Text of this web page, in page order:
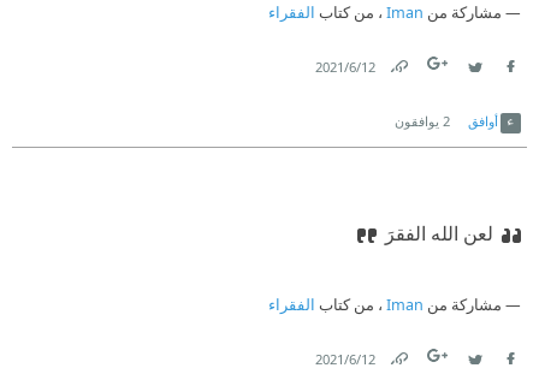
مشاركة من Iman ، من كتاب الفقراء
12‏/6‏/2021
أوافق 2 يوافقون
لعن الله الفقرَ
مشاركة من Iman ، من كتاب الفقراء
12‏/6‏/2021